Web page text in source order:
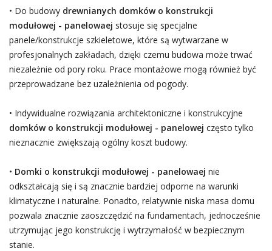
• Do budowy drewnianych domków o konstrukcji
modułowej - panelowaej stosuje się specjalne
panele/konstrukcje szkieletowe, które są wytwarzane w
profesjonalnych zakładach, dzięki czemu budowa może trwać
niezależnie od pory roku. Prace montażowe mogą również być
przeprowadzane bez uzależnienia od pogody.
• Indywidualne rozwiązania architektoniczne i konstrukcyjne
domków o konstrukcji modułowej - panelowej często tylko
nieznacznie zwiększają ogólny koszt budowy.
• Domki o konstrukcji modułowej - panelowaej nie
odkształcają się i są znacznie bardziej odporne na warunki
klimatyczne i naturalne. Ponadto, relatywnie niska masa domu
pozwala znacznie zaoszczędzić na fundamentach, jednocześnie
utrzymując jego konstrukcję i wytrzymałość w bezpiecznym
stanie.